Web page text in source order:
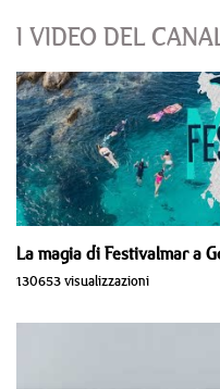
I VIDEO DEL
La magia di Festivalmar a
130653 visualizzazioni